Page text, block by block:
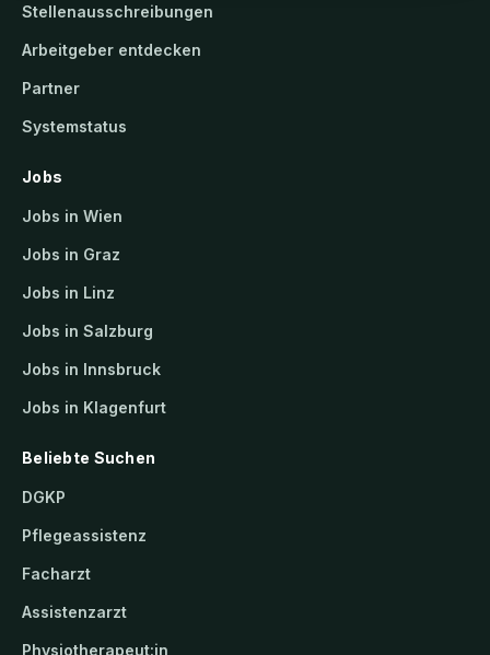
Stellenausschreibungen
Arbeitgeber entdecken
Partner
Systemstatus
Jobs
Jobs in Wien
Jobs in Graz
Jobs in Linz
Jobs in Salzburg
Jobs in Innsbruck
Jobs in Klagenfurt
Beliebte Suchen
DGKP
Pflegeassistenz
Facharzt
Assistenzarzt
Physiotherapeut:in